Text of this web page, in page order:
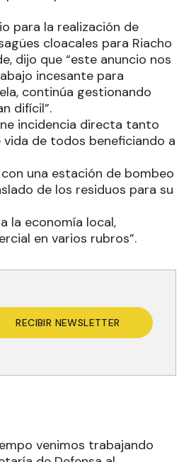
para la realización de
cloacales para Riacho
dijo que “este anuncio nos
incesante para
continúa gestionando
difícil”.
incidencia directa tanto
de todos beneficiando a
una estación de bombeo
de los residuos para su
la economía local,
en varios rubros”.
RECIBIR NEWSLETTER
venimos trabajando